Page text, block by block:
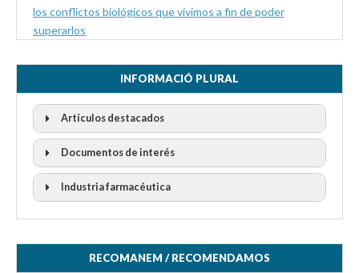
los conflictos biológicos que vivimos a fin de poder
superarlos
INFORMACIÓ PLURAL
Artículos destacados
Documentos de interés
Industria farmacéutica
RECOMANEM / RECOMENDAMOS